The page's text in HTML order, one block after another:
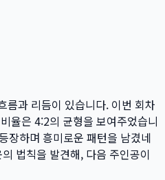
름과 리듬이 있습니다. 이번 회차
율은 4:2의 균형을 보여주었습니
장하며 흥미로운 패턴을 남겼네
법칙을 발견해, 다음 주인공이